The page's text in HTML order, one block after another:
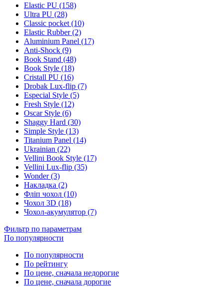
Elastic PU (158)
Ultra PU (28)
Classic pocket (10)
Elastic Rubber (2)
Aluminium Panel (17)
Anti-Shock (9)
Book Stand (48)
Book Style (18)
Cristall PU (16)
Drobak Lux-flip (7)
Especial Style (5)
Fresh Style (12)
Oscar Style (6)
Shaggy Hard (30)
Simple Style (13)
Titanium Panel (14)
Ukrainian (22)
Vellini Book Style (17)
Vellini Lux-flip (35)
Wonder (3)
Накладка (2)
Фліп чохол (10)
Чохол 3D (18)
Чохол-акумулятор (7)
Фильтр по параметрам
По популярности
По популярности
По рейтингу
По цене, сначала недорогие
По цене, сначала дорогие